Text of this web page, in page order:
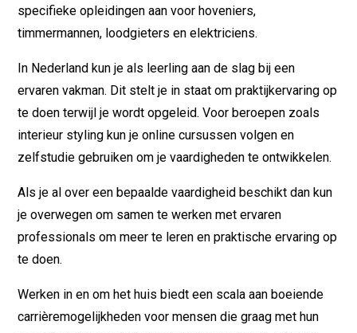
specifieke opleidingen aan voor hoveniers,
timmermannen, loodgieters en elektriciens.
In Nederland kun je als leerling aan de slag bij een
ervaren vakman. Dit stelt je in staat om praktijkervaring op
te doen terwijl je wordt opgeleid. Voor beroepen zoals
interieur styling kun je online cursussen volgen en
zelfstudie gebruiken om je vaardigheden te ontwikkelen.
Als je al over een bepaalde vaardigheid beschikt dan kun
je overwegen om samen te werken met ervaren
professionals om meer te leren en praktische ervaring op
te doen.
Werken in en om het huis biedt een scala aan boeiende
carrièremogelijkheden voor mensen die graag met hun